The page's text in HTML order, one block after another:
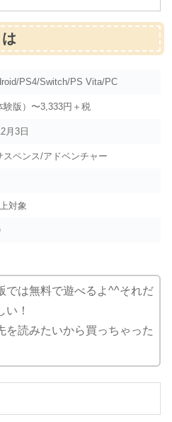
PS4/Switch/PS Vita/PC
験版）〜3,333円＋税
月3日
スペンス/アドベンチャー
対象
では無料で遊べるよ^^それだ
い！
を読みたいから買っちゃった